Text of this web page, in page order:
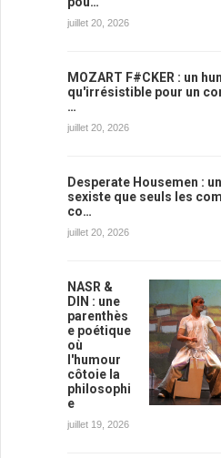
juillet 20, 2026
MOZART F#CKER : un
qu'irrésistible pour un
…
juillet 20, 2026
Desperate Housemen :
sexiste que seuls les
co…
juillet 20, 2026
NASR &
DIN : une
parenthès
e poétique
où
l'humour
côtoie la
philosophi
e
juillet 19, 2026